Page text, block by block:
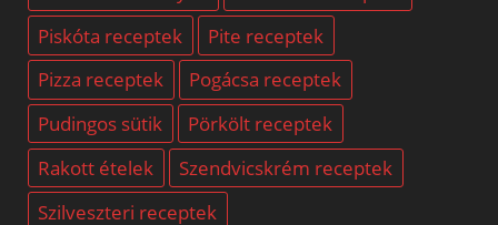
Piskóta receptek
Pite receptek
Pizza receptek
Pogácsa receptek
Pudingos sütik
Pörkölt receptek
Rakott ételek
Szendvicskrém receptek
Szilveszteri receptek